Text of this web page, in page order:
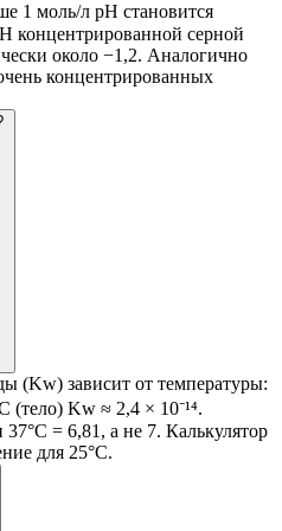
1 моль/л pH становится
концентрированной серной
около −1,2. Аналогично
концентрированных
(Kw) зависит от температуры:
(тело) Kw ≈ 2,4 × 10⁻¹⁴.
= 6,81, а не 7. Калькулятор
для 25°C.